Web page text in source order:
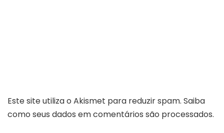
Este site utiliza o Akismet para reduzir spam. Saiba
como seus dados em comentários são processados.